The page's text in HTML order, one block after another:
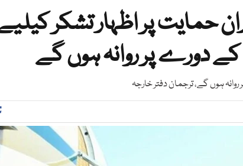
حمایت پر اظہار تشکر
روانہ ہوں گے، ترجمان دفتر خارجہ